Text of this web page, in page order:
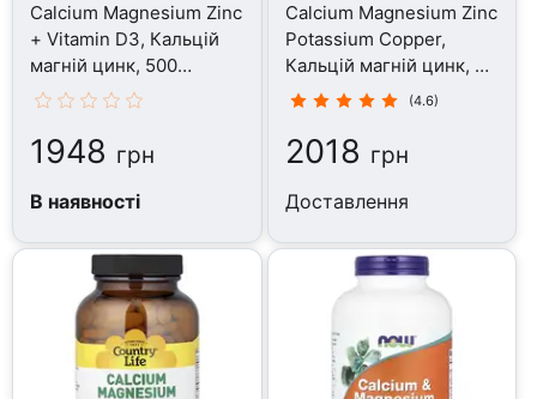
Calcium Magnesium Zinc
+ Vitamin D3, Кальцій
магній цинк, 500
таблеток
1948 грн
В наявності
Calcium Magnesium Zinc
Potassium Copper,
Кальцій магній цинк, 90
капсул
(4.6)
2018 грн
Доставлення